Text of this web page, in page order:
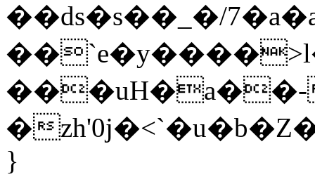
��ԁs�s��_�/
�
}